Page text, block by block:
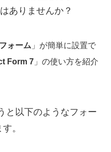
ありませんか？
ォーム 」が簡単に設置で
Form 7」の使い方を紹介
と以下のようなフォー
。